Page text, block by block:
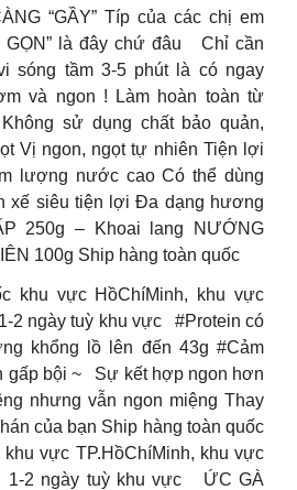
“GẦY” Típ của các chị em
là đây chứ đâu
Chỉ cần
sóng tầm 3-5 phút là có ngay
và ngon ! Làm hoàn toàn từ
sử dụng chất bảo quản,
Vị ngon, ngọt tự nhiên Tiện lợi
lượng nước cao Có thể dùng
xế siêu tiện lợi Đa dạng hương
250g – Khoai lang NƯỚNG
100g Ship hàng toàn quốc
khu vực HồChíMinh, khu vực
2 ngày tuỳ khu vực
#Protein có
khổng lồ lên đến 43g #Cảm
gấp bội ~
Sự kết hợp ngon hơn
nhưng vẫn ngon miệng Thay
của bạn Ship hàng toàn quốc
vực TP.HồChíMinh, khu vực
1-2 ngày tuỳ khu vực
ỨC GÀ